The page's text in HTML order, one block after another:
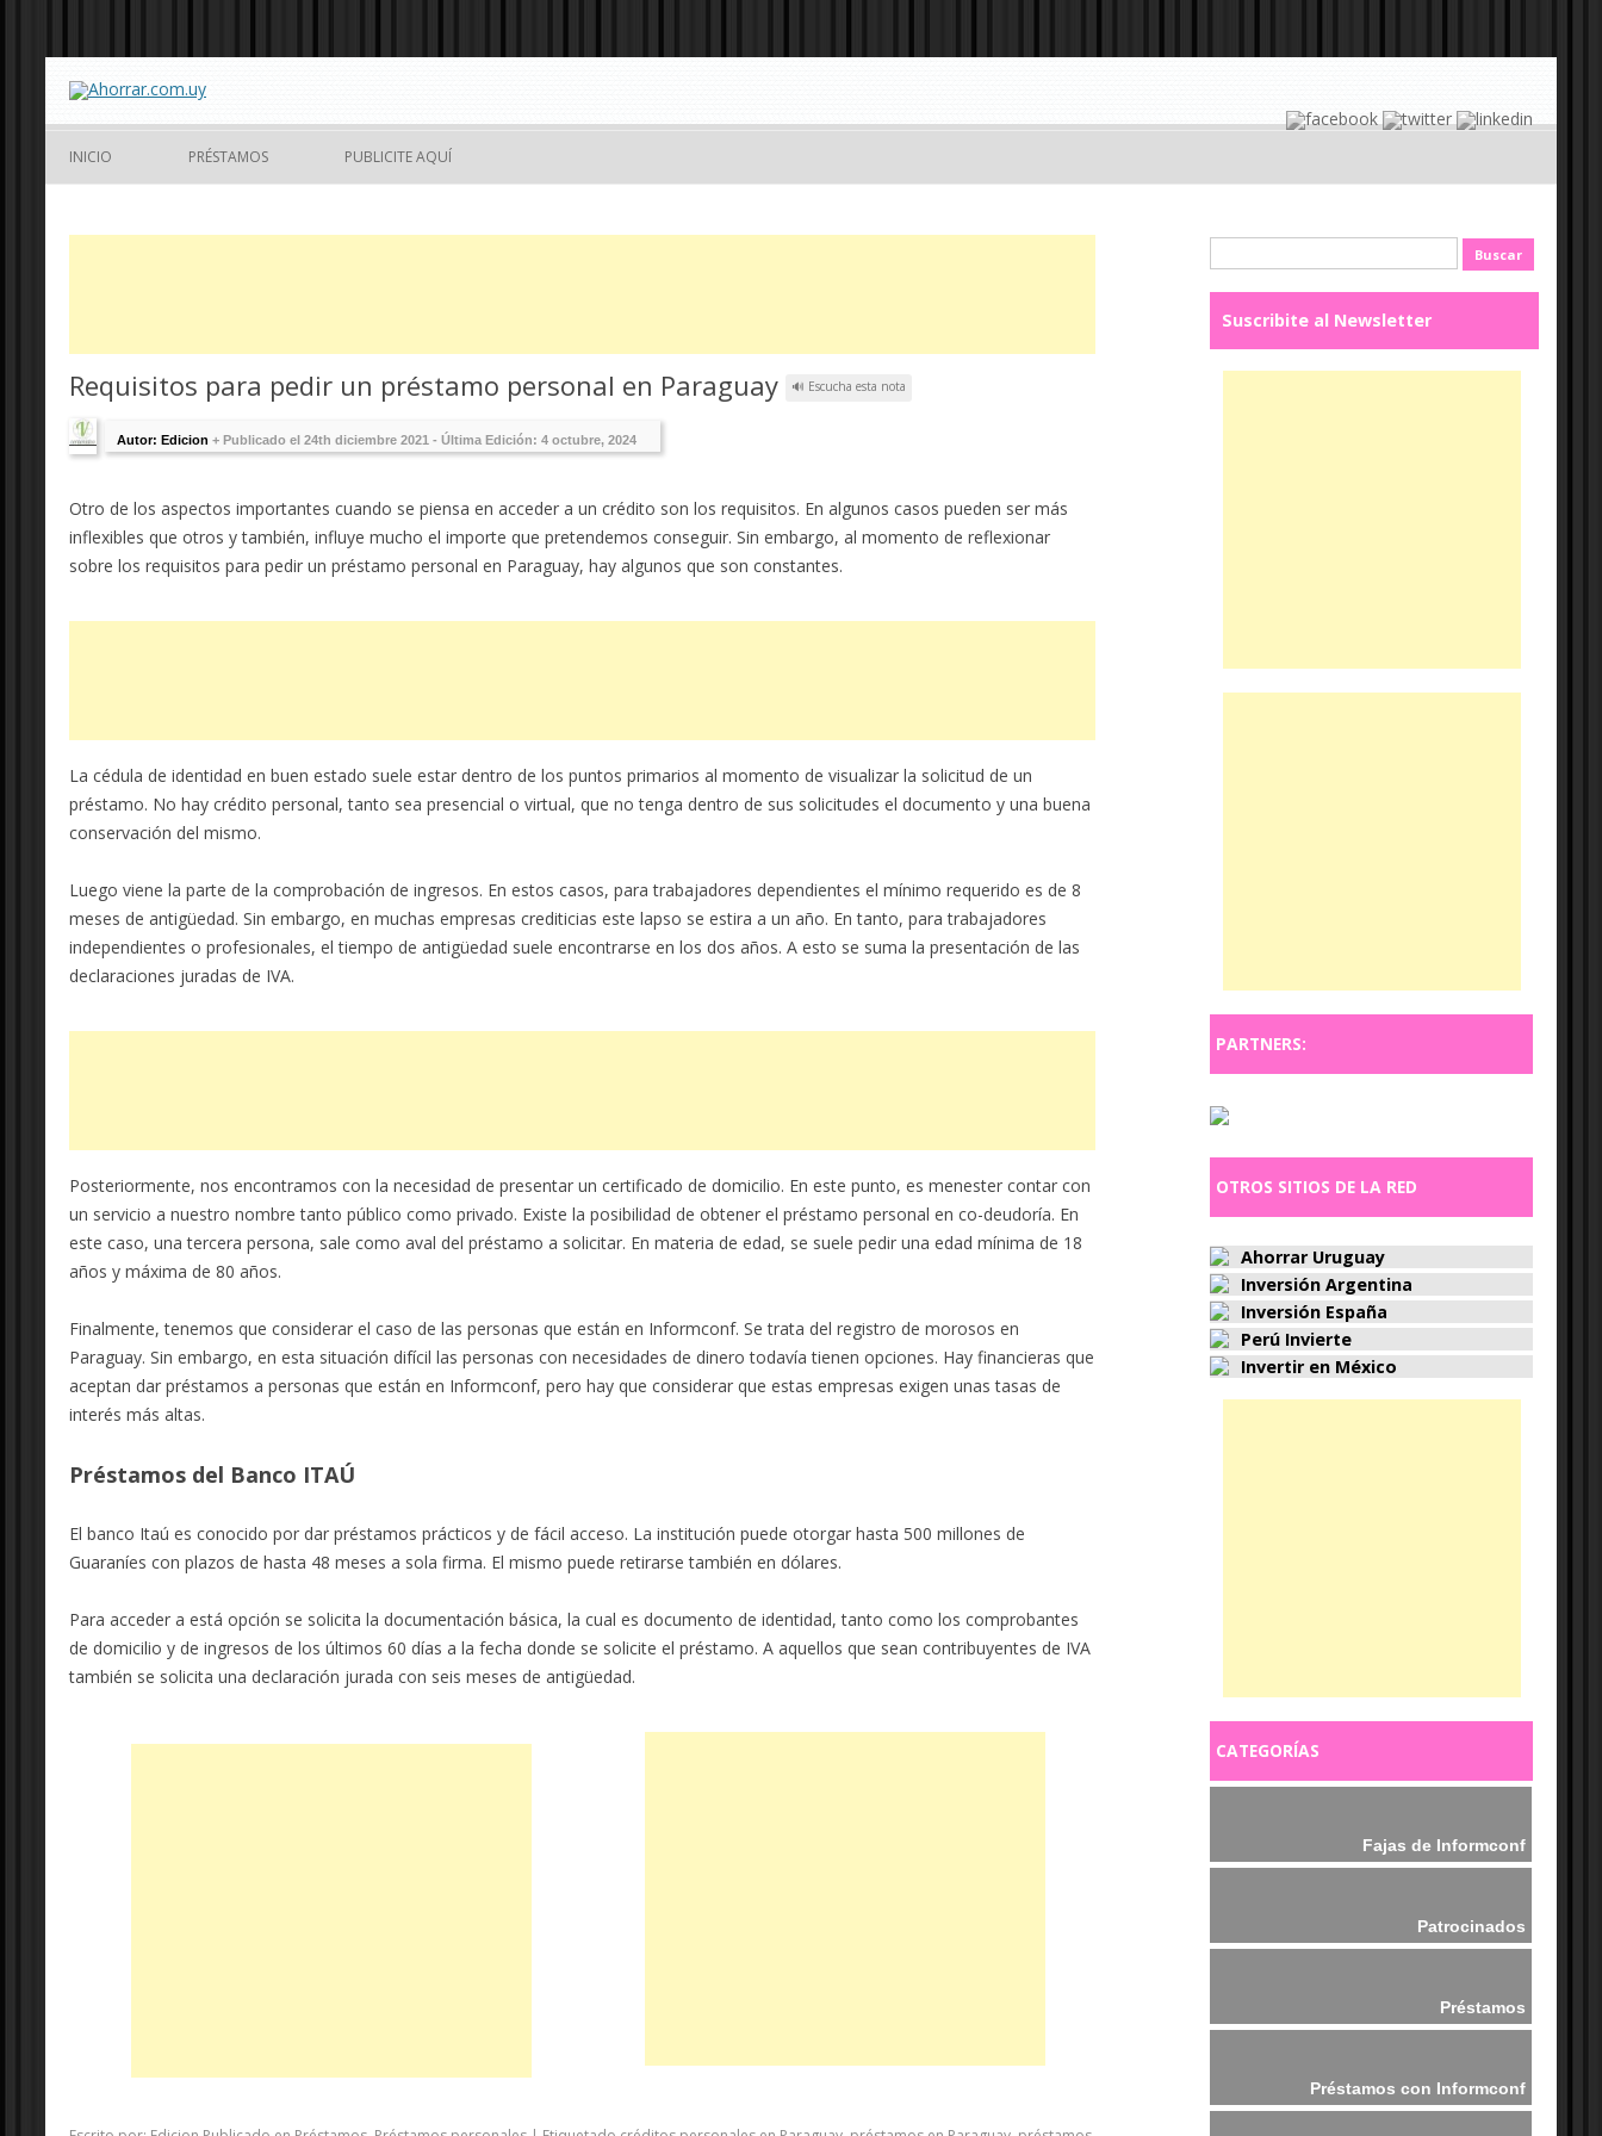
INICIO PRÉSTAMOS PUBLICITE AQUÍ
Requisitos para pedir un préstamo personal en Paraguay 🔊 Escucha esta nota
Autor: Edicion + Publicado el 24th diciembre 2021 - Última Edición: 4 octubre, 2024
Otro de los aspectos importantes cuando se piensa en acceder a un crédito son los requisitos. En algunos casos pueden ser más
inflexibles que otros y también, influye mucho el importe que pretendemos conseguir. Sin embargo, al momento de reflexionar
sobre los requisitos para pedir un préstamo personal en Paraguay, hay algunos que son constantes.
La cédula de identidad en buen estado suele estar dentro de los puntos primarios al momento de visualizar la solicitud de un
préstamo. No hay crédito personal, tanto sea presencial o virtual, que no tenga dentro de sus solicitudes el documento y una buena
conservación del mismo.
Luego viene la parte de la comprobación de ingresos. En estos casos, para trabajadores dependientes el mínimo requerido es de 8
meses de antigüedad. Sin embargo, en muchas empresas crediticias este lapso se estira a un año. En tanto, para trabajadores
independientes o profesionales, el tiempo de antigüedad suele encontrarse en los dos años. A esto se suma la presentación de las
declaraciones juradas de IVA.
Posteriormente, nos encontramos con la necesidad de presentar un certificado de domicilio. En este punto, es menester contar con
un servicio a nuestro nombre tanto público como privado. Existe la posibilidad de obtener el préstamo personal en co-deudoría. En
este caso, una tercera persona, sale como aval del préstamo a solicitar. En materia de edad, se suele pedir una edad mínima de 18
años y máxima de 80 años.
Finalmente, tenemos que considerar el caso de las personas que están en Informconf. Se trata del registro de morosos en
Paraguay. Sin embargo, en esta situación difícil las personas con necesidades de dinero todavía tienen opciones. Hay financieras que
aceptan dar préstamos a personas que están en Informconf, pero hay que considerar que estas empresas exigen unas tasas de
interés más altas.
Préstamos del Banco ITAÚ
El banco Itaú es conocido por dar préstamos prácticos y de fácil acceso. La institución puede otorgar hasta 500 millones de
Guaraníes con plazos de hasta 48 meses a sola firma. El mismo puede retirarse también en dólares.
Para acceder a está opción se solicita la documentación básica, la cual es documento de identidad, tanto como los comprobantes
de domicilio y de ingresos de los últimos 60 días a la fecha donde se solicite el préstamo. A aquellos que sean contribuyentes de IVA
también se solicita una declaración jurada con seis meses de antigüedad.
Suscribite al Newsletter
PARTNERS:
OTROS SITIOS DE LA RED
Ahorrar Uruguay
Inversión Argentina
Inversión España
Perú Invierte
Invertir en México
CATEGORÍAS
Fajas de Informconf
Patrocinados
Préstamos
Préstamos con Informconf